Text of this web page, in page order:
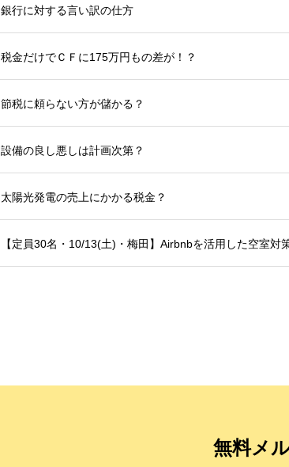
銀行に対する言い訳の仕方
税金だけでＣＦに175万円もの差が！？
節税に頼らない方が儲かる？
設備の良し悪しは計画次第？
太陽光発電の売上にかかる税金？
【定員30名・10/13(土)・梅田】Airbnbを活用した空室対
無料メ